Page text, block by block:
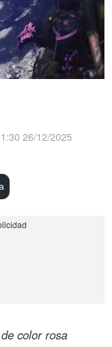
26/12/2025
color rosa